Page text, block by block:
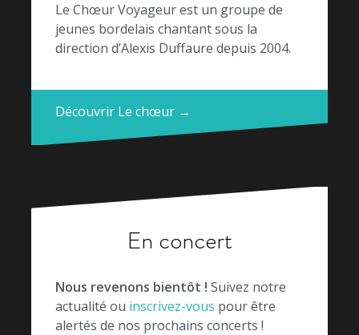
Le Chœur Voyageur est un groupe de
jeunes bordelais chantant sous la
direction d’Alexis Duffaure depuis 2004.
Découvrir Le chœur →
En concert
Nous revenons bientôt ! Suivez notre
actualité ou inscrivez-vous pour être
alertés de nos prochains concerts !